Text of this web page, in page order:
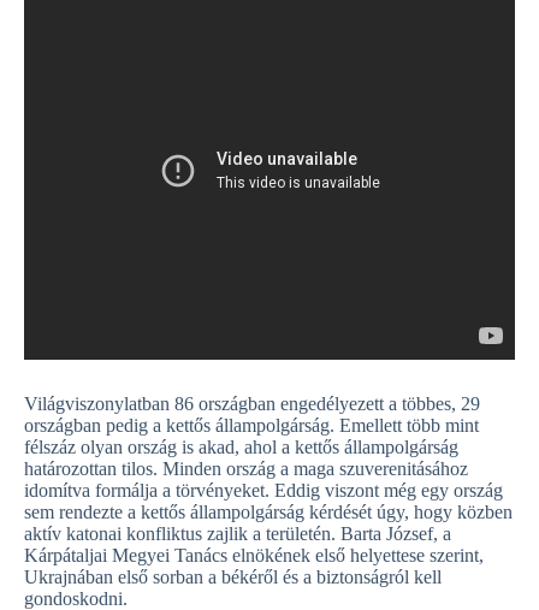
Világviszonylatban 86 országban engedélyezett a többes, 29
országban pedig a kettős állampolgárság. Emellett több mint
félszáz olyan ország is akad, ahol a kettős állampolgárság
határozottan tilos. Minden ország a maga szuverenitásához
idomítva formálja a törvényeket. Eddig viszont még egy ország
sem rendezte a kettős állampolgárság kérdését úgy, hogy közben
aktív katonai konfliktus zajlik a területén. Barta József, a
Kárpátaljai Megyei Tanács elnökének első helyettese szerint,
Ukrajnában első sorban a békéről és a biztonságról kell
gondoskodni.